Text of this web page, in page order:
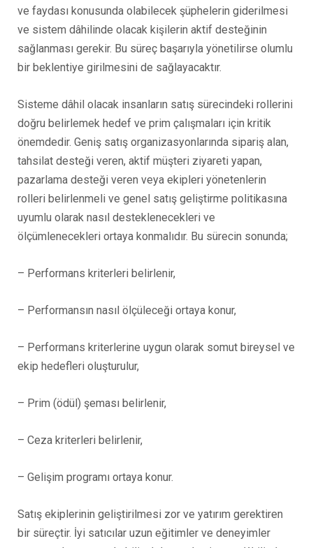
ve faydası konusunda olabilecek şüphelerin giderilmesi
ve sistem dâhilinde olacak kişilerin aktif desteğinin
sağlanması gerekir. Bu süreç başarıyla yönetilirse olumlu
bir beklentiye girilmesini de sağlayacaktır.
Sisteme dâhil olacak insanların satış sürecindeki rollerini
doğru belirlemek hedef ve prim çalışmaları için kritik
önemdedir. Geniş satış organizasyonlarında sipariş alan,
tahsilat desteği veren, aktif müşteri ziyareti yapan,
pazarlama desteği veren veya ekipleri yönetenlerin
rolleri belirlenmeli ve genel satış geliştirme politikasına
uyumlu olarak nasıl desteklenecekleri ve
ölçümlenecekleri ortaya konmalıdır. Bu sürecin sonunda;
– Performans kriterleri belirlenir,
– Performansın nasıl ölçüleceği ortaya konur,
– Performans kriterlerine uygun olarak somut bireysel ve
ekip hedefleri oluşturulur,
– Prim (ödül) şeması belirlenir,
– Ceza kriterleri belirlenir,
– Gelişim programı ortaya konur.
Satış ekiplerinin geliştirilmesi zor ve yatırım gerektiren
bir süreçtir. İyi satıcılar uzun eğitimler ve deneyimler